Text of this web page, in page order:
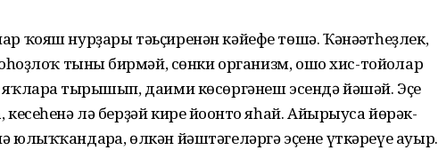
ҡояш нурҙары тәьҫире­нән кәйефе төшә. Ҡәнәғәт­һеҙлек,
тынғы бирмәй, сөнки организм, ошо хис-тойғолар
тырышып, даими көсөргәнеш эсендә йәшәй. Эҫе
лә берҙәй кире йоғонто яһай. Айырыуса йө­рәк-
юлыҡ­ҡандарға, өлкән йәштә­ге­ләргә эҫене үткәреүе ауыр.